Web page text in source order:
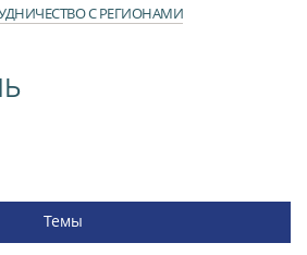
С РЕГИОНАМИ
Темы